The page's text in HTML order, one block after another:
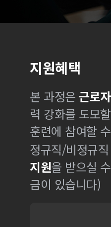
지원혜택
본 과정은 근로
력 강화를 도모
훈련에 참여할
정규직/비정규
지원을 받으실
금이 있습니다)